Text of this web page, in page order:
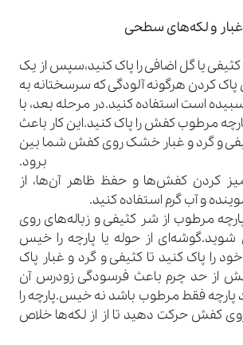
یا گل اضافی را پاک کنید،سپس از یک
پاک کردن هرگونه آلودگی که سرسختانه به
است استفاده کنید.در مرحله بعد، با
مرطوب کفش را پاک کنید.این کار باعث
و گرد و غبار خشک روی کفش شما بین
برود.
کردن کفش‌ها و حفظ ظاهر آن‌ها، از
و آب گرم استفاده کنید.
مرطوب از شر کثیفی و زباله‌های روی
از حوله یا پارچه را خیس
را پاک کنید تا کثیفی و گرد و غبار پاک
از حد چرم باعث فرسودگی زودرس آن
فقط مرطوب باشد نه خیس.پارچه را
روی کفش حرکت دهید تا از از لکه‌ها خلاص